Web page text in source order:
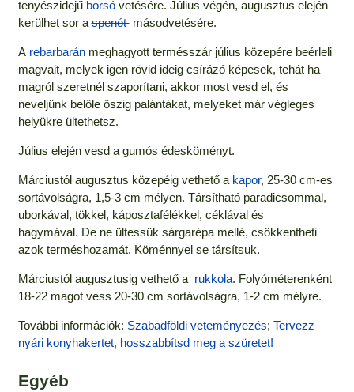
tenyészidejű borsóvetésére. Július végén, augusztus elején
kerülhet sor aspenótmásodvetésére.
A rebarbaránmeghagyott termésszár július közepére beérleli
magvait, melyek igen rövid ideig csírázó képesek, tehát ha
magról szeretnél szaporítani, akkor most vesd el, és
neveljünk belőle őszig palántákat, melyeket már végleges
helyükre ültethetsz.
Július elején vesd a gumós édesköményt.
Márciustól augusztus közepéig vethető a kapor, 25-30 cm-es
sortávolságra, 1,5-3 cm mélyen. Társítható paradicsommal,
uborkával, tökkel, káposztafélékkel, céklával és
hagymával. De ne ültessük sárgarépa mellé, csökkentheti
azok terméshozamát. Köménnyel se társítsuk.
Márciustól augusztusig vethető a rukkola. Folyóméterenként
18-22 magot vess 20-30 cm sortávolságra, 1-2 cm mélyre.
További információk: Szabadföldi veteményezés; Tervezz
nyári konyhakertet, hosszabbítsd meg a szüretet!
Egyéb